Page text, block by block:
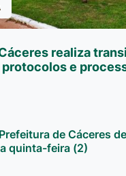
realiza
protocolos e
de Cáceres
quinta-feira (2)